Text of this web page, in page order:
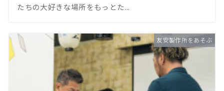
たちの大好きな場所をもっとた...
友安製作所をあそぶ